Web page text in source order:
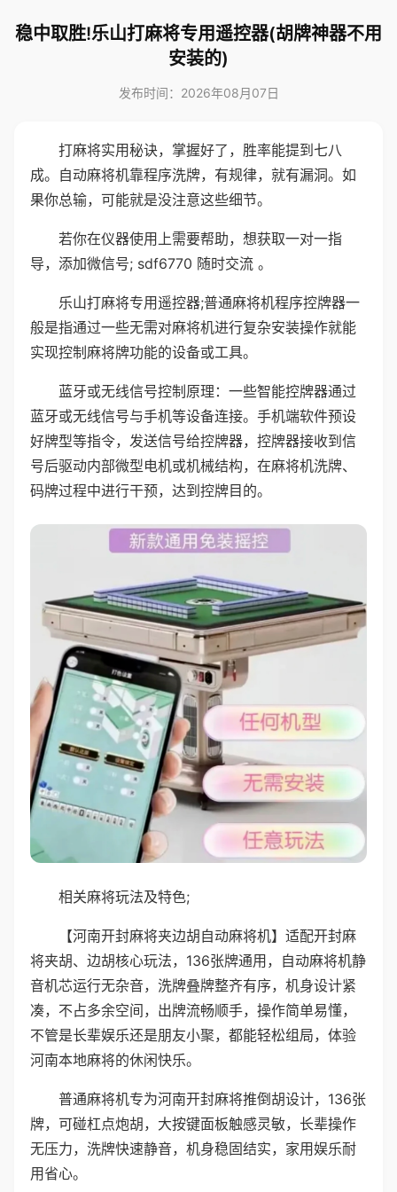
稳中取胜!乐山打麻将专用遥控器(胡牌神器不用
安装的)
发布时间：2026年08月07日
打麻将实用秘诀，掌握好了，胜率能提到七八
成。自动麻将机靠程序洗牌，有规律，就有漏洞。如
果你总输，可能就是没注意这些细节。
若你在仪器使用上需要帮助，想获取一对一指
导，添加微信号; sdf6770 随时交流 。
乐山打麻将专用遥控器;普通麻将机程序控牌器一
般是指通过一些无需对麻将机进行复杂安装操作就能
实现控制麻将牌功能的设备或工具。
蓝牙或无线信号控制原理：一些智能控牌器通过
蓝牙或无线信号与手机等设备连接。手机端软件预设
好牌型等指令，发送信号给控牌器，控牌器接收到信
号后驱动内部微型电机或机械结构，在麻将机洗牌、
码牌过程中进行干预，达到控牌目的。
相关麻将玩法及特色;
【河南开封麻将夹边胡自动麻将机】适配开封麻
将夹胡、边胡核心玩法，136张牌通用，自动麻将机静
音机芯运行无杂音，洗牌叠牌整齐有序，机身设计紧
凑，不占多余空间，出牌流畅顺手，操作简单易懂，
不管是长辈娱乐还是朋友小聚，都能轻松组局，体验
河南本地麻将的休闲快乐。
普通麻将机专为河南开封麻将推倒胡设计，136张
牌，可碰杠点炮胡，大按键面板触感灵敏，长辈操作
无压力，洗牌快速静音，机身稳固结实，家用娱乐耐
用省心。